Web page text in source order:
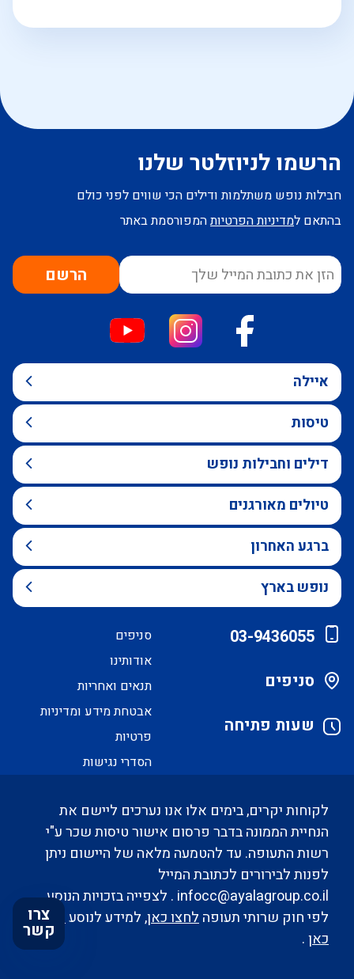
הרשמו לניוזלטר שלנו
חבילות נופש משתלמות ודילים הכי שווים לפני כולם
בהתאם למדיניות הפרטיותהמפורסמת באתר
הרשם
איילה
טיסות
דילים וחבילות נופש
טיולים מאורגנים
ברגע האחרון
נופש בארץ
03-9436055
סניפים
שעות פתיחה
סניפים
אודותינו
תנאים ואחריות
אבטחת מידע ומדיניות
פרטיות
הסדרי נגישות
לקוחות יקרים, בימים אלו אנו נערכים ליישם את
הנחיית הממונה בדבר פרסום אישור טיסות שכר ע"י
רשות התעופה. עד להטמעה מלאה של היישום ניתן
לפנות לבירורים לכתובת המייל
infocc@ayalagroup.co.il . לצפייה בזכויות הנוסע
לפי חוק שרותי תעופהלחצו כאן, למידע לנוסעלחצו
כאן.
צרו
קשר